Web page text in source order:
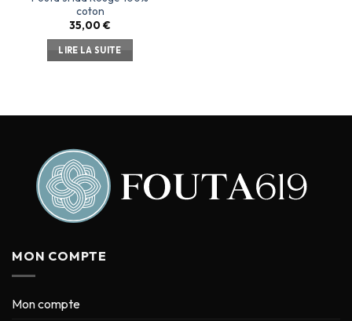
coton
35,00 €
LIRE LA SUITE
MON COMPTE
Mon compte